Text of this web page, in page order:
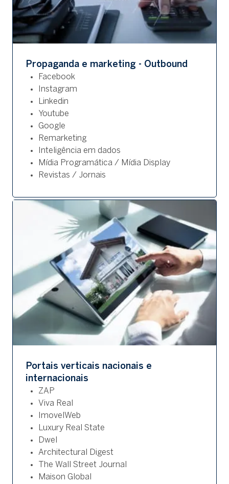
Propaganda e marketing - Outbound
Facebook
Instagram
Linkedin
Youtube
Google
Remarketing
Inteligência em dados
Mídia Programática / Mídia Display
Revistas / Jornais
Portais verticais nacionais e
internacionais
ZAP
Viva Real
ImovelWeb
Luxury Real State
Dwel
Architectural Digest
The Wall Street Journal
Maison Global